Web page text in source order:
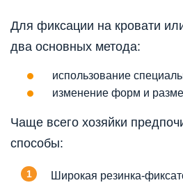
Для фиксации на кровати
два основных метода:
использование
изменение форм и
Чаще всего хозяйки
способы:
Широкая резинка-